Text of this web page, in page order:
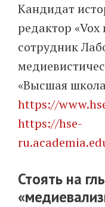
Кандидат
редактор
сотрудник
«Высшая
https://
https://hse-
Стоять на